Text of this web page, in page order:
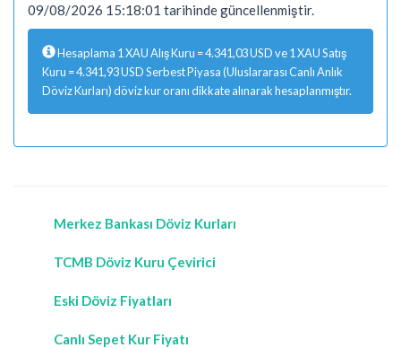
09/08/2026 15:18:01 tarihinde güncellenmiştir.
Hesaplama 1 XAU Alış Kuru = 4.341,03 USD ve 1 XAU Satış
Kuru = 4.341,93 USD Serbest Piyasa (Uluslararası Canlı Anlık
Döviz Kurları) döviz kur oranı dikkate alınarak hesaplanmıştır.
Merkez Bankası Döviz Kurları
TCMB Döviz Kuru Çevirici
Eski Döviz Fiyatları
Canlı Sepet Kur Fiyatı